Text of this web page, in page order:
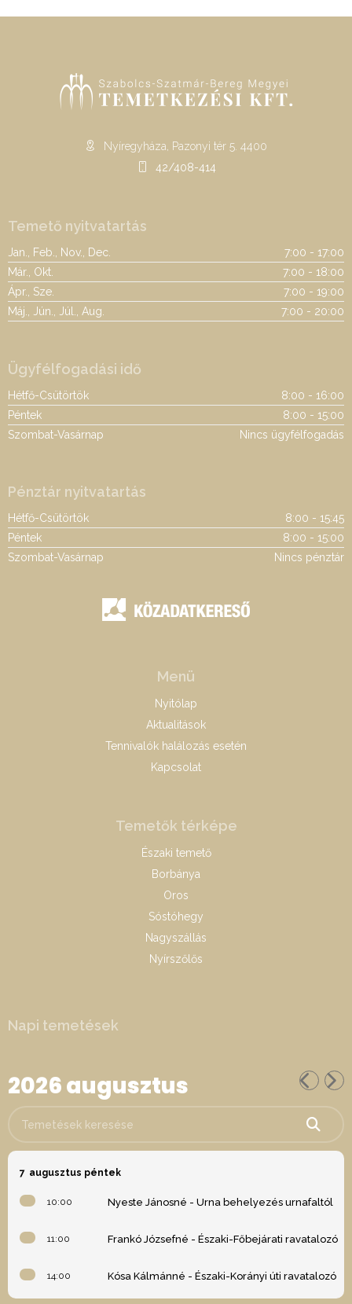
Nyíregyháza, Pazonyi tér 5. 4400
42/408-414
Temető nyitvatartás
Jan., Feb., Nov., Dec.
7:00 - 17:00
Már., Okt.
7:00 - 18:00
Ápr., Sze.
7:00 - 19:00
Máj., Jún., Júl., Aug.
7:00 - 20:00
Ügyfélfogadási idő
Hétfő-Csütörtök
8:00 - 16:00
Péntek
8:00 - 15:00
Szombat-Vasárnap
Nincs ügyfélfogadás
Pénztár nyitvatartás
Hétfő-Csütörtök
8:00 - 15:45
Péntek
8:00 - 15:00
Szombat-Vasárnap
Nincs pénztár
Menü
Nyitólap
Aktualitások
Tennivalók halálozás esetén
Kapcsolat
Temetők térképe
Északi temető
Borbánya
Oros
Sóstóhegy
Nagyszállás
Nyírszőlős
Napi temetések
2026 augusztus
7 augusztus péntek
10:00 Nyeste Jánosné - Urna behelyezés urnafaltól
11:00 Frankó Józsefné - Északi-Főbejárati ravatalozó
14:00 Kósa Kálmánné - Északi-Korányi úti ravatalozó